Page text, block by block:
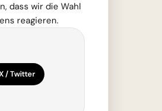
dass wir die Wahl
reagieren.
/ Twitter